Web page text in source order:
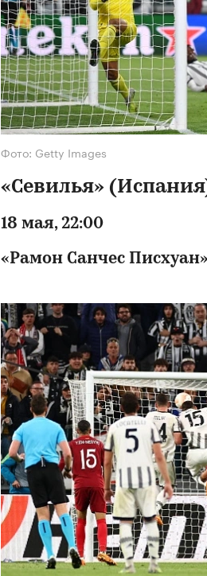
Фото: Getty Images
«Севилья»
18 мая, 22:00
«Рамон Санчес
00:00 / 00:00